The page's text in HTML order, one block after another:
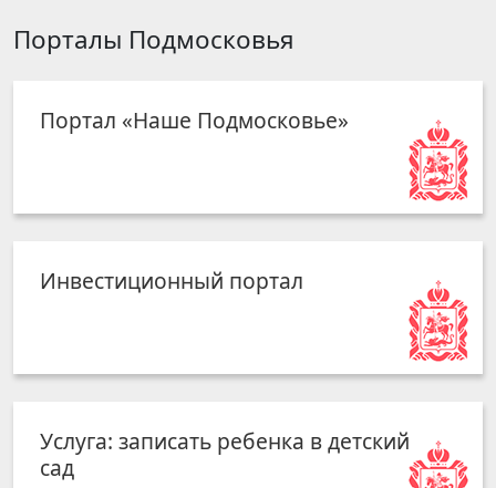
Порталы Подмосковья
Портал «Наше Подмосковье»
Инвестиционный портал
Услуга: записать ребенка в детский
сад